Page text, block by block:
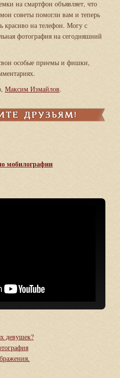
на смартфон объявляет, что
советы помогли вам и теперь
красиво на телефон. Могу с
фотография на сегодняшний
особые приемы и фишки,
Максим Измайлов.
мобилографии
девушек?